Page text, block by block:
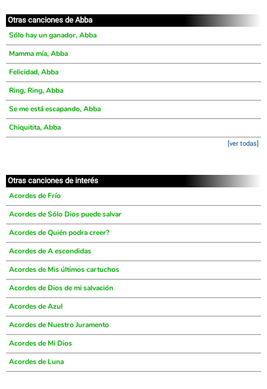
Otras canciones de Abba
Sólo hay un ganador, Abba
Mamma mía, Abba
Felicidad, Abba
Ring, Ring, Abba
Se me está escapando, Abba
Chiquitita, Abba
[ver todas]
Otras canciones de interés
Acordes de Frío
Acordes de Sólo Dios puede salvar
Acordes de Quién podra creer?
Acordes de A escondidas
Acordes de Mis últimos cartuchos
Acordes de Dios de mi salvación
Acordes de Azul
Acordes de Nuestro Juramento
Acordes de Mi Dios
Acordes de Luna